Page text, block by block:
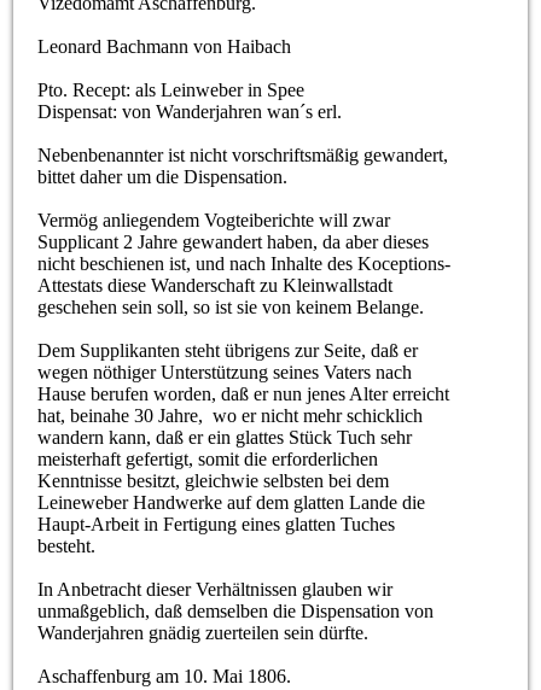
Leonard Bachmann von Haibach
Pto. Recept: als Leinweber in Spee
Dispensat: von Wanderjahren wan´s erl.
Nebenbenannter ist nicht vorschriftsmäßig gewandert,
bittet daher um die Dispensation.
Vermög anliegendem Vogteiberichte will zwar
Supplicant 2 Jahre gewandert haben, da aber dieses
nicht beschienen ist, und nach Inhalte des Koceptions-
Attestats diese Wanderschaft zu Kleinwallstadt
geschehen sein soll, so ist sie von keinem Belange.
Dem Supplikanten steht übrigens zur Seite, daß er
wegen nöthiger Unterstützung seines Vaters nach
Hause berufen worden, daß er nun jenes Alter erreicht
hat, beinahe 30 Jahre, wo er nicht mehr schicklich
wandern kann, daß er ein glattes Stück Tuch sehr
meisterhaft gefertigt, somit die erforderlichen
Kenntnisse besitzt, gleichwie selbsten bei dem
Leineweber Handwerke auf dem glatten Lande die
Haupt-Arbeit in Fertigung eines glatten Tuches
besteht.
In Anbetracht dieser Verhältnissen glauben wir
unmaßgeblich, daß demselben die Dispensation von
Wanderjahren gnädig zuerteilen sein dürfte.
Aschaffenburg am 10. Mai 1806.